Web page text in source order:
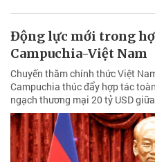
Động lực mới trong
Campuchia-Việt Nam
Chuyến thăm chính thức Việt
Campuchia thúc đẩy hợp tác
ngạch thương mại 20 tỷ USD